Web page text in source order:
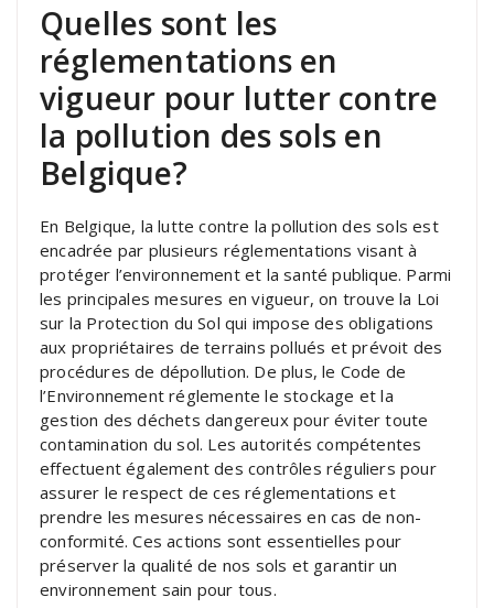
Quelles sont les
réglementations en
vigueur pour lutter contre
la pollution des sols en
Belgique?
En Belgique, la lutte contre la pollution des sols est
encadrée par plusieurs réglementations visant à
protéger l’environnement et la santé publique. Parmi
les principales mesures en vigueur, on trouve la Loi
sur la Protection du Sol qui impose des obligations
aux propriétaires de terrains pollués et prévoit des
procédures de dépollution. De plus, le Code de
l’Environnement réglemente le stockage et la
gestion des déchets dangereux pour éviter toute
contamination du sol. Les autorités compétentes
effectuent également des contrôles réguliers pour
assurer le respect de ces réglementations et
prendre les mesures nécessaires en cas de non-
conformité. Ces actions sont essentielles pour
préserver la qualité de nos sols et garantir un
environnement sain pour tous.